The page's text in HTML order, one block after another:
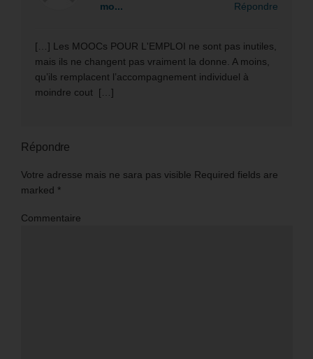
mo...
Répondre
[…] Les MOOCs POUR L'EMPLOI ne sont pas inutiles,
mais ils ne changent pas vraiment la donne. A moins,
qu’ils remplacent l’accompagnement individuel à
moindre cout […]
Répondre
Votre adresse mais ne sara pas visible Required fields are
marked *
Commentaire